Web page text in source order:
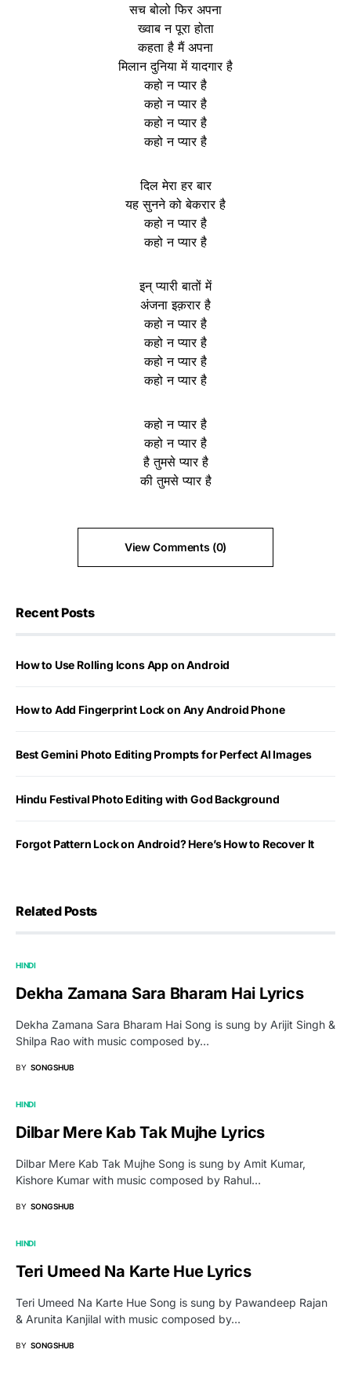
सच बोलो फिर अपना
ख्वाब न पूरा होता
कहता है मैं अपना
मिलान दुनिया में यादगार है
कहो न प्यार है
कहो न प्यार है
कहो न प्यार है
कहो न प्यार है
दिल मेरा हर बार
यह सुनने को बेकरार है
कहो न प्यार है
कहो न प्यार है
इन् प्यारी बातों में
अंजना इक़रार है
कहो न प्यार है
कहो न प्यार है
कहो न प्यार है
कहो न प्यार है
कहो न प्यार है
कहो न प्यार है
है तुमसे प्यार है
की तुमसे प्यार है
View Comments (0)
Recent Posts
How to Use Rolling Icons App on Android
How to Add Fingerprint Lock on Any Android Phone
Best Gemini Photo Editing Prompts for Perfect AI Images
Hindu Festival Photo Editing with God Background
Forgot Pattern Lock on Android? Here’s How to Recover It
Related Posts
HINDI
Dekha Zamana Sara Bharam Hai Lyrics
Dekha Zamana Sara Bharam Hai Song is sung by Arijit Singh &
Shilpa Rao with music composed by…
BY SONGSHUB
HINDI
Dilbar Mere Kab Tak Mujhe Lyrics
Dilbar Mere Kab Tak Mujhe Song is sung by Amit Kumar,
Kishore Kumar with music composed by Rahul…
BY SONGSHUB
HINDI
Teri Umeed Na Karte Hue Lyrics
Teri Umeed Na Karte Hue Song is sung by Pawandeep Rajan
& Arunita Kanjilal with music composed by…
BY SONGSHUB